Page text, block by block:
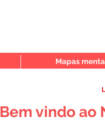
Mapas
Bem vindo ao